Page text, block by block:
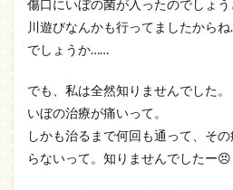
傷口にいぼの菌が入ったのでしょう
川遊びなんかも行ってましたから
でしょうか……
でも、私は全然知りませんでした。
いぼの治療が痛いって。
しかも治るまで何回も通って、そ
らないって。知りませんでしたー😣